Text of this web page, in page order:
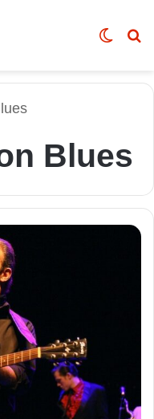
Skin
Blues